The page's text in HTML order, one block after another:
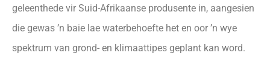
geleenthede vir Suid-Afrikaanse produsente in, aangesien
die gewas ’n baie lae waterbehoefte het en oor ’n wye
spektrum van grond- en klimaattipes geplant kan word.